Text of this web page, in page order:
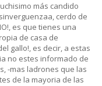
más candido
cerdo de
es que tienes una
de casa de
gallo!, es decir, a estas
no estes informado de
-mas ladrones que las
de la mayoria de las